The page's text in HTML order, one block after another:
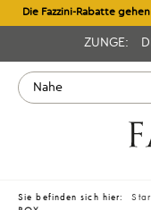
Die Fazzini-Rabatte
ZUNGE:
Sie befinden sich hier: